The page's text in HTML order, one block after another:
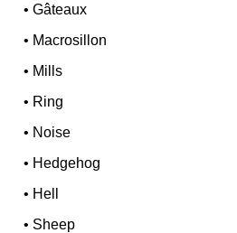
•Gâteaux
• Macrosillon
• Mills
• Ring
• Noise
• Hedgehog
• Hell
• Sheep